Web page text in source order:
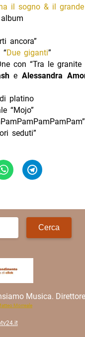
il sogno & il
ancora”
“Due giganti”
con “Tra le granite
eAlessandra
platino
“Mojo”
seduti”
Musica.
Morreale